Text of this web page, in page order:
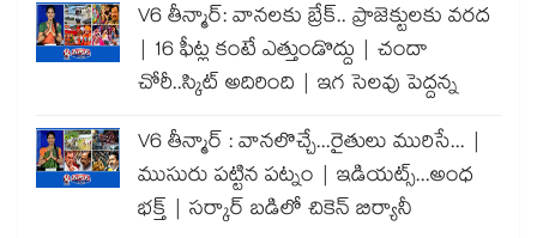
V6 తీన్మార్: వానలకు బ్రేక్.. ప్రాజెక్టులకు వరద
| 16 ఫీట్ల కంటే ఎత్తుండొద్దు | చందా
చోరీ..స్కిట్ అదిరింది | ఇగ సెలవు పెద్దన్న
V6 తీన్మార్ : వానలొచ్చే...రైతులు మురిసే... |
ముసురు పట్టిన పట్నం | ఇడియట్స్...అంధ
భక్త్ | సర్కార్ బడిలో చికెన్ బిర్యానీ